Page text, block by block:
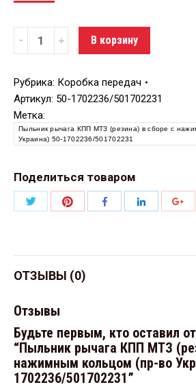
Количество В корзину
Рубрика: Коробка передач
Артикул: 50-1702236/501702231
Метка:
Пыльник рычага КПП МТЗ (резина) в сборе с
Украина) 50-1702236/501702231
Поделиться товаром
ПоделитьсяПоделитьсяПоделитьсяПоделиться
ОТЗЫВЫ (0)
Отзывы
Будьте первым, кто оставил
“Пыльник рычага КПП МТЗ
нажимным кольцом (пр-во
1702236/501702231”